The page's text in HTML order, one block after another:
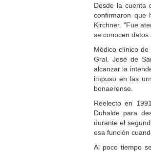
Desde la cuenta
confirmaron que
Kirchner. "Fue
se conocen datos
Médico clínico
Gral. José de
alcanzar la
impuso en las
bonaerense.
Reelecto en
Duhalde para
durante el
esa función
Al poco tiempo